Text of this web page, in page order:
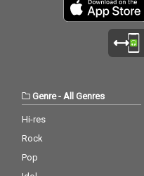
Genre- All Genres
Hi-res
Rock
Pop